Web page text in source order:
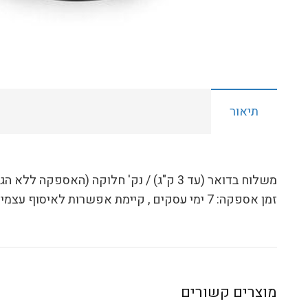
תיאור
משלוח בדואר (עד 3 ק"ג) / נק' חלוקה (האספקה ללא הגבלת זמן לפי נהלי דואר ישראל):
זמן אספקה:7 ימי עסקים , קיימת אפשרות לאיסוף עצמי
מוצרים קשורים